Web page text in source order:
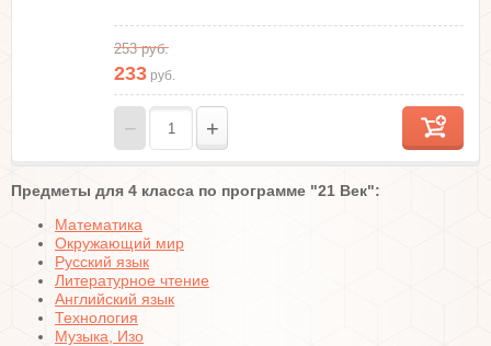
253руб.
233 руб.
− +
Предметы для 4 класса по программе "21 Век":
Математика
Окружающий мир
Русский язык
Литературное чтение
Английский язык
Технология
Музыка, Изо